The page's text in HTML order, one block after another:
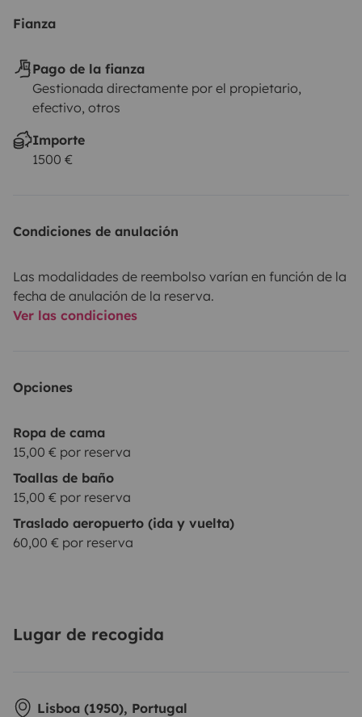
Fianza
Pago de la fianza
Gestionada directamente por el propietario,
efectivo, otros
Importe
1500 €
Condiciones de anulación
Las modalidades de reembolso varían en función de la
fecha de anulación de la reserva.
Ver las condiciones
Opciones
Ropa de cama
15,00 € por reserva
Toallas de baño
15,00 € por reserva
Traslado aeropuerto (ida y vuelta)
60,00 € por reserva
Lugar de recogida
Lisboa (1950), Portugal